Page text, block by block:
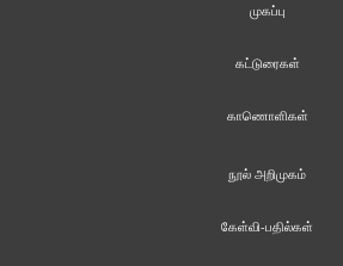
முகப்பு
கட்டுரைகள்
காணொளிகள்
நூல் அறிமுகம்
கேள்வி-பதில்கள்